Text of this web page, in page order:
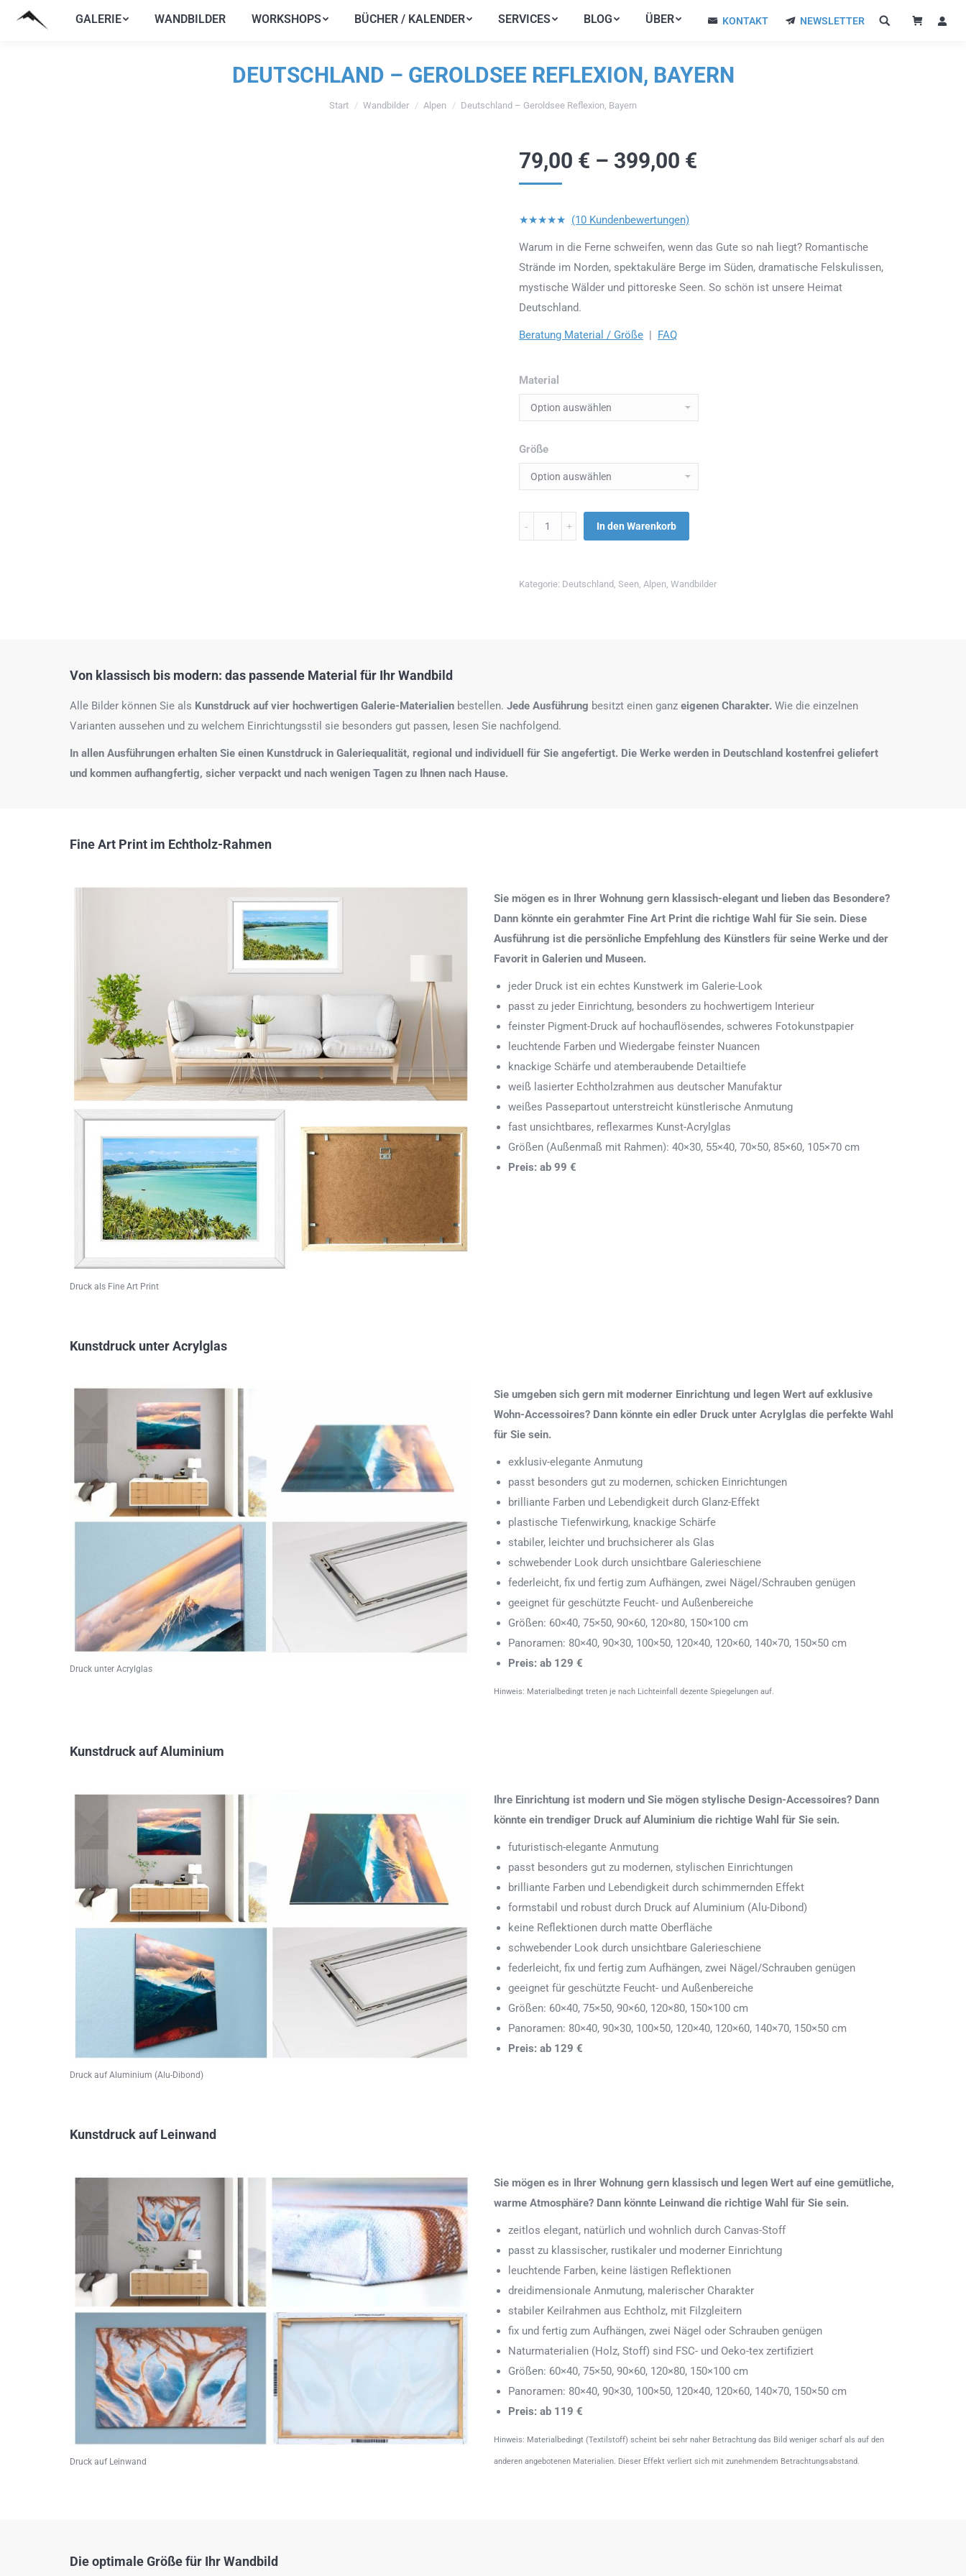
GALERIE WANDBILDER WORKSHOPS BÜCHER / KALENDER SERVICES BLOG ÜBER KONTAKT NEWSLETTER
DEUTSCHLAND – GEROLDSEE REFLEXION, BAYERN
Sie befinden sich hier:
Start Wandbilder Alpen Deutschland – Geroldsee Reflexion, Bayern
79,00 € – 399,00 €
★★★★★ (10 Kundenbewertungen)
Warum in die Ferne schweifen, wenn das Gute so nah liegt? Romantische
Strände im Norden, spektakuläre Berge im Süden, dramatische Felskulissen,
mystische Wälder und pittoreske Seen. So schön ist unsere Heimat
Deutschland.
Beratung Material / Größe | FAQ
Material
Größe
Menge In den Warenkorb
Kategorie: Deutschland , Seen, Alpen, Wandbilder
Von klassisch bis modern: das passende Material für Ihr Wandbild
Alle Bilder können Sie als Kunstdruck auf vier hochwertigen Galerie-Materialien bestellen. Jede Ausführung besitzt einen ganz eigenen Charakter. Wie die einzelnen
Varianten aussehen und zu welchem Einrichtungsstil sie besonders gut passen, lesen Sie nachfolgend.
In allen Ausführungen erhalten Sie einen Kunstdruck in Galeriequalität, regional und individuell für Sie angefertigt. Die Werke werden in Deutschland kostenfrei geliefert
und kommen aufhangfertig, sicher verpackt und nach wenigen Tagen zu Ihnen nach Hause.
Fine Art Print im Echtholz-Rahmen
Druck als Fine Art Print
Sie mögen es in Ihrer Wohnung gern klassisch-elegant und lieben das Besondere?
Dann könnte ein gerahmter Fine Art Print die richtige Wahl für Sie sein. Diese
Ausführung ist die persönliche Empfehlung des Künstlers für seine Werke und der
Favorit in Galerien und Museen.
jeder Druck ist ein echtes Kunstwerk im Galerie-Look
passt zu jeder Einrichtung, besonders zu hochwertigem Interieur
feinster Pigment-Druck auf hochauflösendes, schweres Fotokunstpapier
leuchtende Farben und Wiedergabe feinster Nuancen
knackige Schärfe und atemberaubende Detailtiefe
weiß lasierter Echtholzrahmen aus deutscher Manufaktur
weißes Passepartout unterstreicht künstlerische Anmutung
fast unsichtbares, reflexarmes Kunst-Acrylglas
Größen (Außenmaß mit Rahmen): 40×30, 55×40, 70×50, 85×60, 105×70 cm
Preis: ab 99 €
Kunstdruck unter Acrylglas
Druck unter Acrylglas
Sie umgeben sich gern mit moderner Einrichtung und legen Wert auf exklusive
Wohn-Accessoires? Dann könnte ein edler Druck unter Acrylglas die perfekte Wahl
für Sie sein.
exklusiv-elegante Anmutung
passt besonders gut zu modernen, schicken Einrichtungen
brilliante Farben und Lebendigkeit durch Glanz-Effekt
plastische Tiefenwirkung, knackige Schärfe
stabiler, leichter und bruchsicherer als Glas
schwebender Look durch unsichtbare Galerieschiene
federleicht, fix und fertig zum Aufhängen, zwei Nägel/Schrauben genügen
geeignet für geschützte Feucht- und Außenbereiche
Größen: 60×40, 75×50, 90×60, 120×80, 150×100 cm
Panoramen: 80×40, 90×30, 100×50, 120×40, 120×60, 140×70, 150×50 cm
Preis: ab 129 €
Hinweis: Materialbedingt treten je nach Lichteinfall dezente Spiegelungen auf.
Kunstdruck auf Aluminium
Druck auf Aluminium (Alu-Dibond)
Ihre Einrichtung ist modern und Sie mögen stylische Design-Accessoires? Dann
könnte ein trendiger Druck auf Aluminium die richtige Wahl für Sie sein.
futuristisch-elegante Anmutung
passt besonders gut zu modernen, stylischen Einrichtungen
brilliante Farben und Lebendigkeit durch schimmernden Effekt
formstabil und robust durch Druck auf Aluminium (Alu-Dibond)
keine Reflektionen durch matte Oberfläche
schwebender Look durch unsichtbare Galerieschiene
federleicht, fix und fertig zum Aufhängen, zwei Nägel/Schrauben genügen
geeignet für geschützte Feucht- und Außenbereiche
Größen: 60×40, 75×50, 90×60, 120×80, 150×100 cm
Panoramen: 80×40, 90×30, 100×50, 120×40, 120×60, 140×70, 150×50 cm
Preis: ab 129 €
Kunstdruck auf Leinwand
Druck auf Leinwand
Sie mögen es in Ihrer Wohnung gern klassisch und legen Wert auf eine gemütliche,
warme Atmosphäre? Dann könnte Leinwand die richtige Wahl für Sie sein.
zeitlos elegant, natürlich und wohnlich durch Canvas-Stoff
passt zu klassischer, rustikaler und moderner Einrichtung
leuchtende Farben, keine lästigen Reflektionen
dreidimensionale Anmutung, malerischer Charakter
stabiler Keilrahmen aus Echtholz, mit Filzgleitern
fix und fertig zum Aufhängen, zwei Nägel oder Schrauben genügen
Naturmaterialien (Holz, Stoff) sind FSC- und Oeko-tex zertifiziert
Größen: 60×40, 75×50, 90×60, 120×80, 150×100 cm
Panoramen: 80×40, 90×30, 100×50, 120×40, 120×60, 140×70, 150×50 cm
Preis: ab 119 €
Hinweis: Materialbedingt (Textilstoff) scheint bei sehr naher Betrachtung das Bild weniger scharf als auf den
anderen angebotenen Materialien. Dieser Effekt verliert sich mit zunehmendem Betrachtungsabstand.
Die optimale Größe für Ihr Wandbild
GALERIE WANDBILDER WORKSHOPS BÜCHER / KALENDER SERVICES BLOG ÜBER KONTAKT NEWSLETTER